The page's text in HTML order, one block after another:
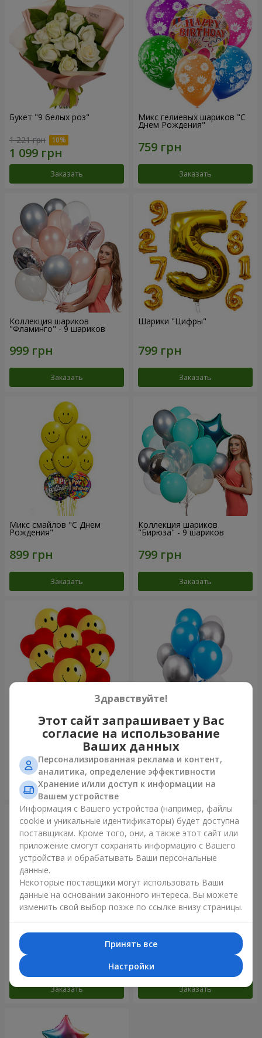
Букет "9 белых роз"
1 221 грн
Заказать
Микс гелиевых шариков "C
Днем Рождения"
Заказать
Коллекция шариков
"Фламинго" - 9 шариков
Заказать
Шарики "Цифры"
Заказать
Микс смайлов "C Днем
Рождения"
Заказать
Коллекция шариков
"Бирюза" - 9 шариков
Заказать
11 желтых смайлов и
красных сердец
Заказать
Фонтан шаров "Небо"
Заказать
Фонтан шаров "Розовое
золото"
Заказать
Фонтан шаров "Радужное
настроение"
Заказать
Здравствуйте!
Этот сайт запрашивает у Вас
согласие на использование
Ваших данных
Персонализированная реклама и контент,
аналитика, определение эффективности
Хранение и/или доступ к информации на
Вашем устройстве
Информация с Вашего устройства (например, файлы
cookie и уникальные идентификаторы) будет доступна
поставщикам. Кроме того, они, а также этот сайт или
приложение смогут сохранять информацию с Вашего
устройства и обрабатывать Ваши персональные
данные.
Некоторые поставщики могут использовать Ваши
данные на основании законного интереса. Вы можете
изменить свой выбор позже по ссылке внизу страницы.
Принять все
Настройки